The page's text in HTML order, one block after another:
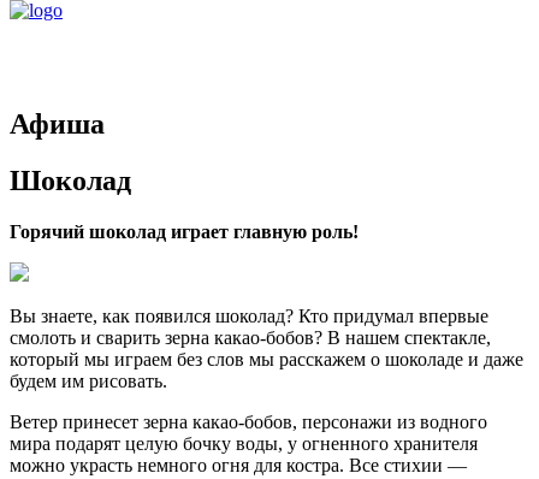
Афиша
Шоколад
Горячий шоколад играет главную роль!
Вы знаете, как появился шоколад? Кто придумал впервые
смолоть и сварить зерна какао-бобов? В нашем спектакле,
который мы играем без слов мы расскажем о шоколаде и даже
будем им рисовать.
Ветер принесет зерна какао-бобов, персонажи из водного
мира подарят целую бочку воды, у огненного хранителя
можно украсть немного огня для костра. Все стихии —